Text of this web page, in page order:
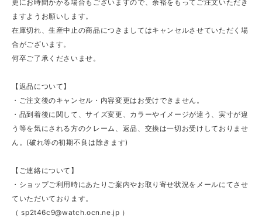
更にお時間かかる場合もございますので、余裕をもってご注文いただき
ますようお願いします。
在庫切れ、生産中止の商品につきましてはキャンセルさせていただく場
合がございます。
何卒ご了承くださいませ。
【返品について】
・ご注文後のキャンセル・内容変更はお受けできません。
・品到着後に関して、サイズ変更、カラーやイメージが違う、実寸が違
う等を気にされる方のクレーム、返品、交換は一切お受けしておりませ
ん。(破れ等の初期不良は除きます)
【ご連絡について】
・ショップご利用時にあたりご案内やお取り寄せ状況をメールにてさせ
ていただいております。
（sp2t46c9@watch.ocn.ne.jp ）